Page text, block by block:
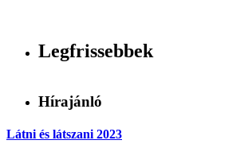
Legfrissebbek
Hírajánló
Látni és látszani 2023